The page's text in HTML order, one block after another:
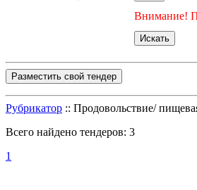
Внимание!
Разместить свой тендер
Рубрикатор :: Продовольствие/
Всего найдено тендеров: 3
1